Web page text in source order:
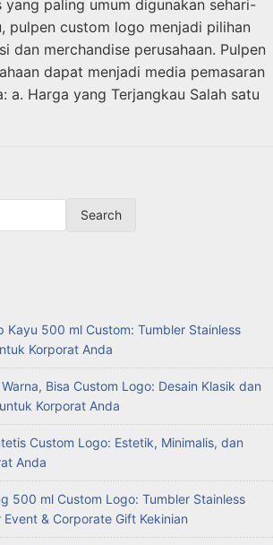
yang paling umum digunakan sehari-
pulpen custom logo menjadi pilihan
dan merchandise perusahaan. Pulpen
dapat menjadi media pemasaran
a. Harga yang Terjangkau Salah satu
Search
Kayu 500 ml Custom: Tumbler Stainless
Korporat Anda
Bisa Custom Logo: Desain Klasik dan
Korporat Anda
Custom Logo: Estetik, Minimalis, dan
Anda
500 ml Custom Logo: Tumbler Stainless
& Corporate Gift Kekinian